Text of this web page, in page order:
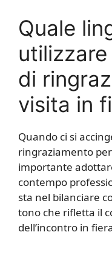
Quale
di
visita in
Quando ci si
ringraziamento
importante
contempo
sta nel bilanciare
tono che rifletta il
dell’incontro in